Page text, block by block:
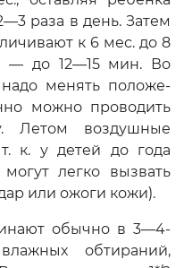
раза в день. Затем
к 6 мес. до 8
— до 12—15 мин. Во
менять положе­
можно прово­дить
Летом воздушные
к. у детей до года
легко вызвать
или ожоги кожи).
обычно в 3—4-
обтираний,